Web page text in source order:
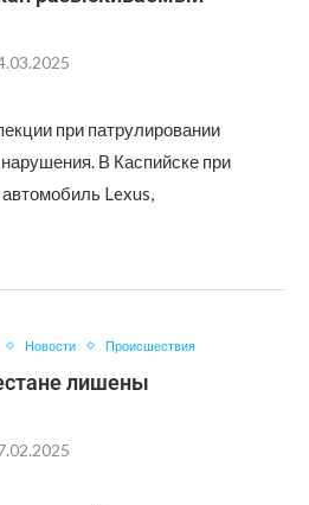
при патрулировании
В Каспийске при
Lexus,
Новости Происшествия
лишены